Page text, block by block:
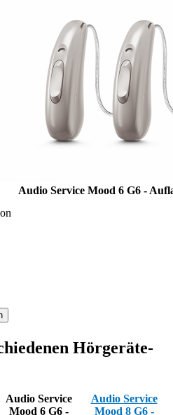
Audio Service Mood 6 G6 -
Hörgeräte-
Audio Service
Mood 6 G6 -
Audio Service
Mood 8 G6 -